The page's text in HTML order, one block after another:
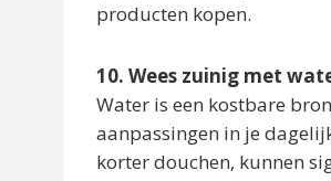
producten kopen.
10. Wees zuinig met
Water is een kostbare
aanpassingen in je
korter douchen, kunnen